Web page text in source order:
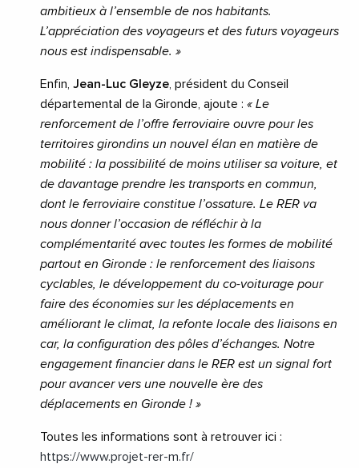
ambitieux à l’ensemble de nos habitants.
L’appréciation des voyageurs et des futurs voyageurs
nous est indispensable. »
Enfin, Jean-Luc Gleyze , président du Conseil
départemental de la Gironde, ajoute : « Le
renforcement de l’offre ferroviaire ouvre pour les
territoires girondins un nouvel élan en matière de
mobilité : la possibilité de moins utiliser sa voiture, et
de davantage prendre les transports en commun,
dont le ferroviaire constitue l’ossature. Le RER va
nous donner l’occasion de réfléchir à la
complémentarité avec toutes les formes de mobilité
partout en Gironde : le renforcement des liaisons
cyclables, le développement du co-voiturage pour
faire des économies sur les déplacements en
améliorant le climat, la refonte locale des liaisons en
car, la configuration des pôles d’échanges. Notre
engagement financier dans le RER est un signal fort
pour avancer vers une nouvelle ère des
déplacements en Gironde ! »
Toutes les informations sont à retrouver ici :
https://www.projet-rer-m.fr/